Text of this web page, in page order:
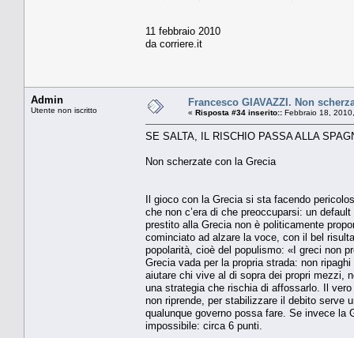
11 febbraio 2010
da corriere.it
Admin
Utente non iscritto
Francesco GIAVAZZI. Non
« Risposta #34 inserito:: Febbraio 18,
SE SALTA, IL RISCHIO PASSA ALLA
Non scherzate con la Grecia
Il gioco con la Grecia si sta facendo
che non c’era di che preoccuparsi: un
prestito alla Grecia non è politicamente
cominciato ad alzare la voce, con il bel
popolarità, cioè del populismo: «I greci non
Grecia vada per la propria strada: non
aiutare chi vive al di sopra dei propri mezzi,
una strategia che rischia di affossarlo. Il
non riprende, per stabilizzare il debito serve
qualunque governo possa fare. Se invece la
impossibile: circa 6 punti.